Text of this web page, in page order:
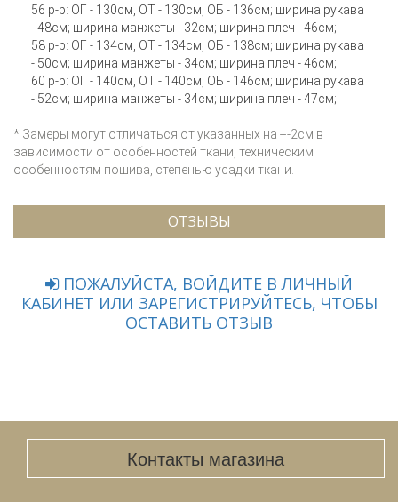
56 р-р: ОГ - 130см, ОТ - 130см, ОБ - 136см; ширина рукава
- 48см; ширина манжеты - 32см; ширина плеч - 46см;
58 р-р: ОГ - 134см, ОТ - 134см, ОБ - 138см; ширина рукава
- 50см; ширина манжеты - 34см; ширина плеч - 46см;
60 р-р: ОГ - 140см, ОТ - 140см, ОБ - 146см; ширина рукава
- 52см; ширина манжеты - 34см; ширина плеч - 47см;
* Замеры могут отличаться от указанных на +-2см в
зависимости от особенностей ткани, техническим
особенностям пошива, степенью усадки ткани.
ОТЗЫВЫ
ПОЖАЛУЙСТА, ВОЙДИТЕ В ЛИЧНЫЙ
КАБИНЕТ ИЛИ ЗАРЕГИСТРИРУЙТЕСЬ, ЧТОБЫ
ОСТАВИТЬ ОТЗЫВ
Контакты магазина